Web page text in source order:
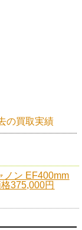
の買取実績
ノン EF400mm
375,000円